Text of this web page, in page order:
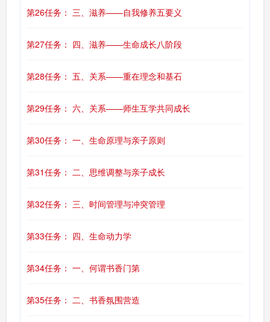
第26任务： 三、滋养——自我修养五要义
第27任务： 四、滋养——生命成长八阶段
第28任务： 五、关系——重在理念和基石
第29任务： 六、关系——师生互学共同成长
第30任务： 一、生命原理与亲子原则
第31任务： 二、思维调整与亲子成长
第32任务： 三、时间管理与冲突管理
第33任务： 四、生命动力学
第34任务： 一、何谓书香门第
第35任务： 二、书香氛围营造